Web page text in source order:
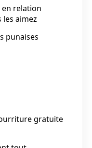
relation
les aimez
punaises
gratuite